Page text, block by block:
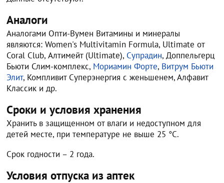
Аналоги
Аналогами Опти-Вумен Витамины и минералы
являются: Women's Multivitamin Formula, Ultimate от
Coral Club, Алтимейт (Ultimate), Супрадин, Доппельгерц
Бьюти Слим-комплекс, Мориамин Форте, Витрум Бьюти
Элит, Компливит Суперэнергия с женьшенем, Алфавит
Классик и др.
Сроки и условия хранения
Хранить в защищенном от влаги и недоступном для
детей месте, при температуре не выше 25 °C.
Срок годности – 2 года.
Условия отпуска из аптек